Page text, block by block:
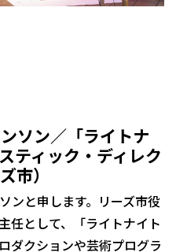
ソン／「ライトナ
ティック・ディレク
市）
ンと申します。リーズ市役
任として、「ライトナイト
ダクションや芸術プログラ